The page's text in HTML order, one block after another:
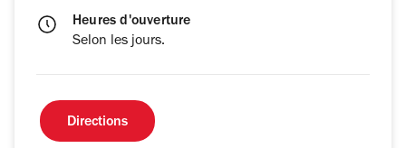
Heures d'ouverture
Selon les jours.
Directions